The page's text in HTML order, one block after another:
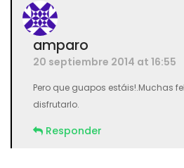
amparo
20 septiembre 2014 at 16:55
Pero que guapos estáis!.Muchas
disfrutarlo.
Responder